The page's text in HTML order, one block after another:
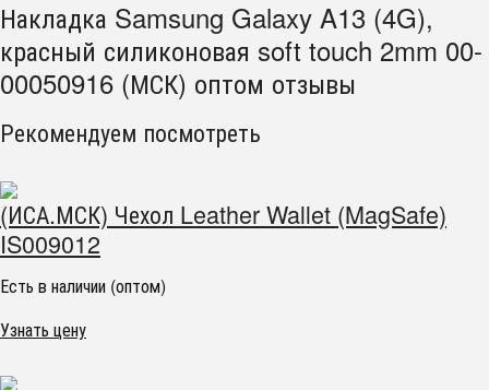
Накладка Samsung Galaxy A13 (4G),
красный силиконовая soft touch 2mm 00-
00050916 (МСК) оптом отзывы
Рекомендуем посмотреть
(ИСА.МСК) Чехол Leather Wallet (MagSafe)
IS009012
Есть в наличии (оптом)
Узнать цену